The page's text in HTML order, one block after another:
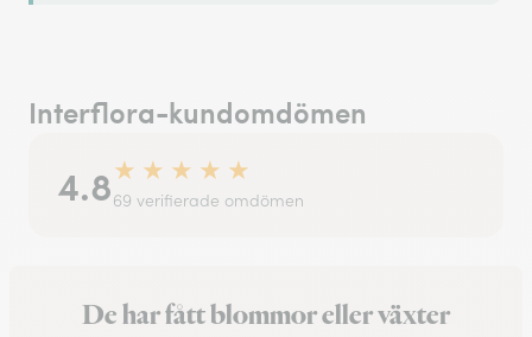
Interflora-kundomdömen
4.8★ ★ ★ ★ ★
69 verifierade omdömen
De har fått blommor eller växter